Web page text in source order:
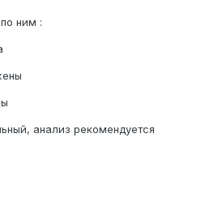
ним :
анализ рекомендуется